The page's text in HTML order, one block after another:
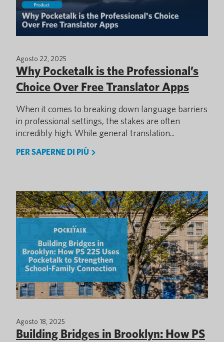
Agosto 22, 2025
Why Pocketalk is the Professional’s
Choice Over Free Translator Apps
When it comes to breaking down language barriers
in professional settings, the stakes are often
incredibly high. While general translation...
PER SAPERNE DI PIÙ
Agosto 18, 2025
Building Bridges in Brooklyn: How PS